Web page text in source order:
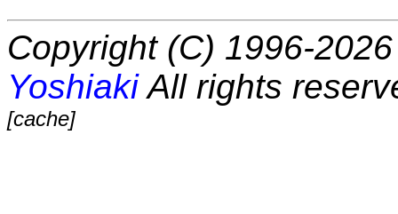
Copyright (C) 1996-
YoshiakiAll rights
[cache]